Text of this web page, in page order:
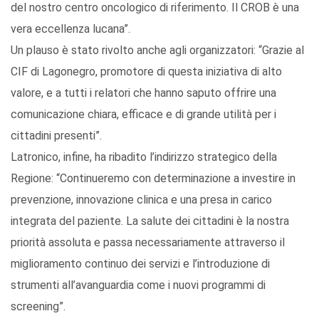
del nostro centro oncologico di riferimento. Il CROB è una
vera eccellenza lucana”.
Un plauso è stato rivolto anche agli organizzatori: “Grazie al
CIF di Lagonegro, promotore di questa iniziativa di alto
valore, e a tutti i relatori che hanno saputo offrire una
comunicazione chiara, efficace e di grande utilità per i
cittadini presenti”.
Latronico, infine, ha ribadito l’indirizzo strategico della
Regione: “Continueremo con determinazione a investire in
prevenzione, innovazione clinica e una presa in carico
integrata del paziente. La salute dei cittadini è la nostra
priorità assoluta e passa necessariamente attraverso il
miglioramento continuo dei servizi e l’introduzione di
strumenti all’avanguardia come i nuovi programmi di
screening”.